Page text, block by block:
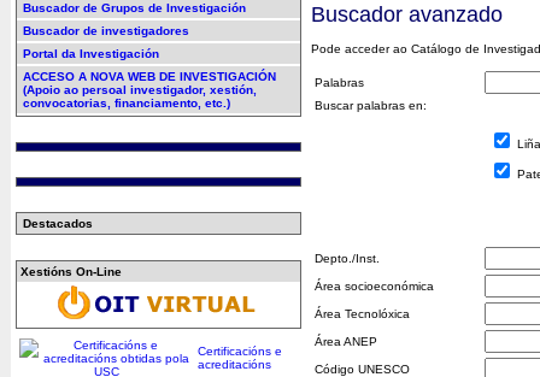
Buscador de Grupos de Investigación
Buscador de investigadores
Portal da Investigación
ACCESO A NOVA WEB DE INVESTIGACIÓN
(Apoio ao persoal investigador, xestión,
convocatorias, financiamento, etc.)
Destacados
Xestións On-Line
Certificacións e
acreditacións
Buscador avanzado
Pode acceder ao Catálogo de
Palabras
Buscar palabras en:
Depto./Inst.
Área socioeconómica
Área Tecnolóxica
Área ANEP
Código UNESCO